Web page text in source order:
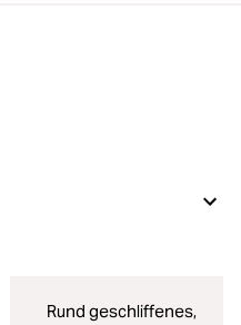
Rund geschliffenes,